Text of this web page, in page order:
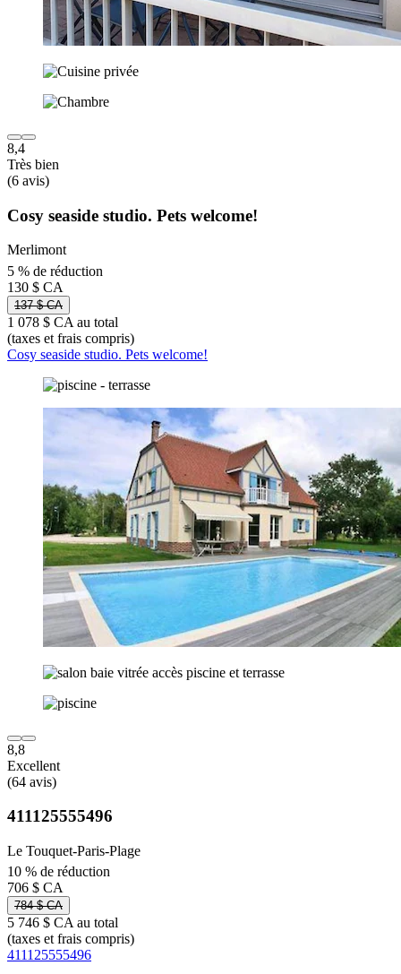
8,4
Très bien
(6 avis)
Cosy seaside studio. Pets welcome!
Merlimont
5 % de réduction
130 $ CA
137 $ CA
1 078 $ CA au total
(taxes et frais compris)
Cosy seaside studio. Pets welcome!
8,8
Excellent
(64 avis)
411125555496
Le Touquet-Paris-Plage
10 % de réduction
706 $ CA
784 $ CA
5 746 $ CA au total
(taxes et frais compris)
411125555496